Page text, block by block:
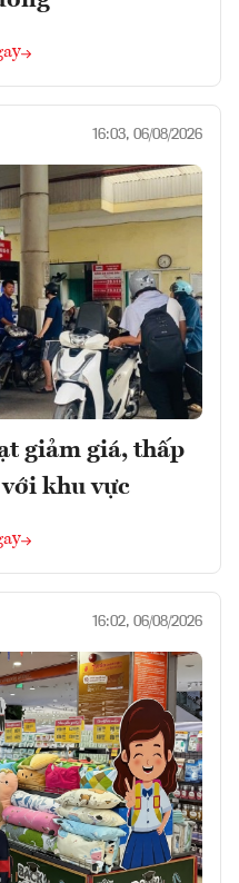
16:03, 06/08/2026
giảm giá, thấp
khu vực
16:02, 06/08/2026